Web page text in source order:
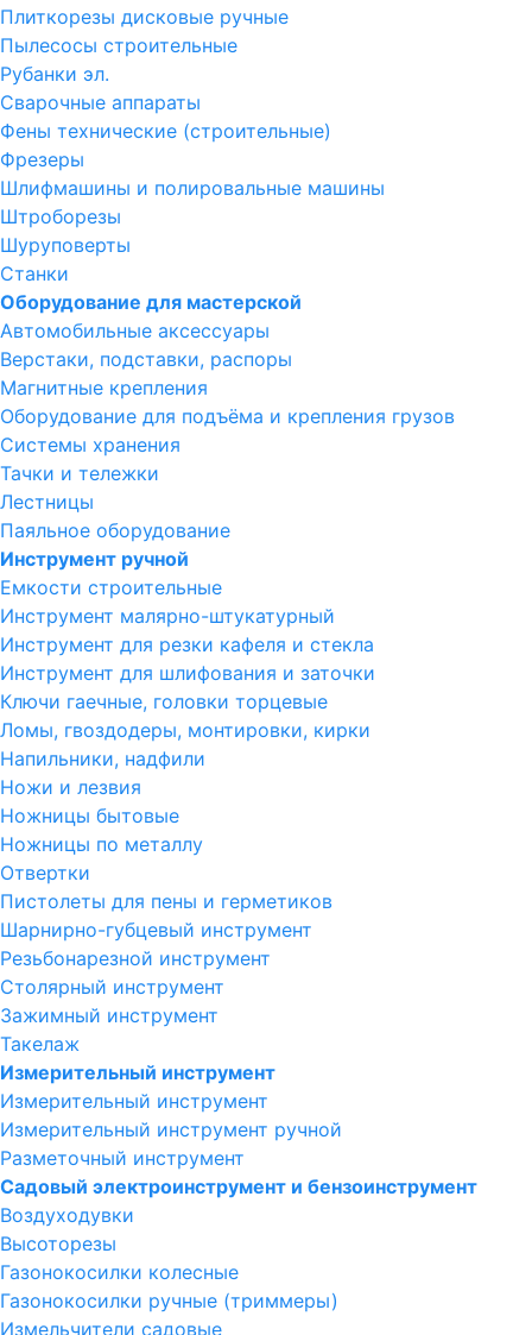
Плиткорезы дисковые ручные
Пылесосы строительные
Рубанки эл.
Сварочные аппараты
Фены технические (строительные)
Фрезеры
Шлифмашины и полировальные машины
Штроборезы
Шуруповерты
Станки
Оборудование для мастерской
Автомобильные аксессуары
Верстаки, подставки, распоры
Магнитные крепления
Оборудование для подъёма и крепления грузов
Системы хранения
Тачки и тележки
Лестницы
Паяльное оборудование
Инструмент ручной
Емкости строительные
Инструмент малярно-штукатурный
Инструмент для резки кафеля и стекла
Инструмент для шлифования и заточки
Ключи гаечные, головки торцевые
Ломы, гвоздодеры, монтировки, кирки
Напильники, надфили
Ножи и лезвия
Ножницы бытовые
Ножницы по металлу
Отвертки
Пистолеты для пены и герметиков
Шарнирно-губцевый инструмент
Резьбонарезной инструмент
Столярный инструмент
Зажимный инструмент
Такелаж
Измерительный инструмент
Измерительный инструмент
Измерительный инструмент ручной
Разметочный инструмент
Садовый электроинструмент и бензоинструмент
Воздуходувки
Высоторезы
Газонокосилки колесные
Газонокосилки ручные (триммеры)
Измельчители садовые